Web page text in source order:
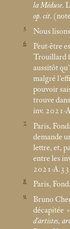
la Méduse.
op. cit.
5 Nous
6
Peut-être
Trouillard
aussitôt
malgré
pouvoir
trouve
inv. 2021-
7
Paris,
demande
lettre, et,
entre les
2021-
8 Paris,
9 Bruno
décapitée
d’artistes,